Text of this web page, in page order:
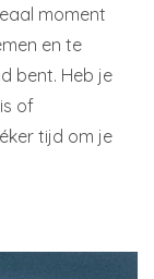
moment
en te
bent. Heb je
of
tijd om je